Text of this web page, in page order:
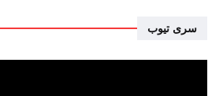
سرى تيوب